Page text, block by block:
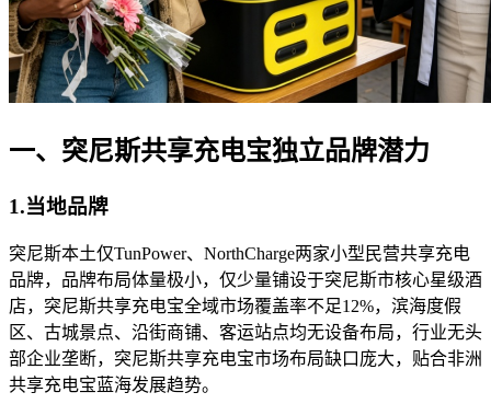
一、突尼斯共享充电宝独立品牌潜力
1.当地品牌
突尼斯本土仅TunPower、NorthCharge两家小型民营共享充电
品牌，品牌布局体量极小，仅少量铺设于突尼斯市核心星级酒
店，突尼斯共享充电宝全域市场覆盖率不足12%，滨海度假
区、古城景点、沿街商铺、客运站点均无设备布局，行业无头
部企业垄断，突尼斯共享充电宝市场布局缺口庞大，贴合非洲
共享充电宝蓝海发展趋势。